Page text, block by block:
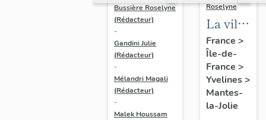
Bussière Roselyne
(Rédacteur)
-
Gandini Julie
(Rédacteur)
-
Mélandri Magali
(Rédacteur)
-
Malek Houssam
Roselyne
La ville
de
Mantes-
la-Jolie
France >
Île-de-
France >
Yvelines>
Mantes-
la-Jolie